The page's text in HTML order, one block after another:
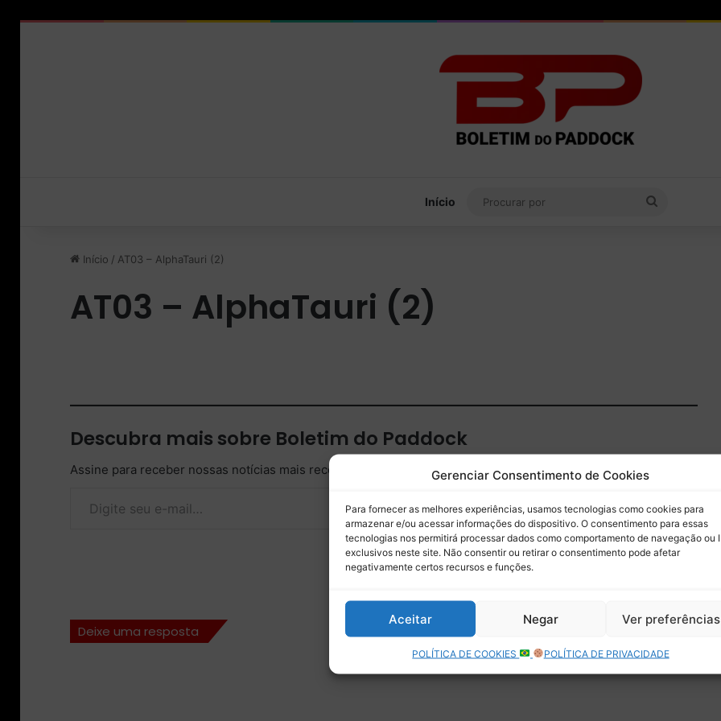
Gerenciar Consentimento de Cookies
Para fornecer as melhores experiências, usamos tecnologias como cookies para
armazenar e/ou acessar informações do dispositivo. O consentimento para essas
tecnologias nos permitirá processar dados como comportamento de navegação ou
exclusivos neste site. Não consentir ou retirar o consentimento pode afetar
negativamente certos recursos e funções.
Aceitar Negar Ver preferências
POLÍTICA DE COOKIES POLÍTICA DE PRIVACIDADE
Início
Início / AT03 – AlphaTauri (2)
AT03 – AlphaTauri (2)
Descubra mais sobre Boletim do Paddock
Assine para receber nossas notícias mais recentes por e-mail.
Assinar
Deixe uma resposta